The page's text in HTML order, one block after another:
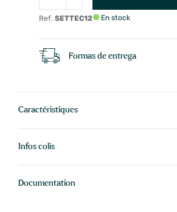
Ref. SETTEC12 En stock
Formas de entrega
Caractéristiques
Infos colis
Documentation